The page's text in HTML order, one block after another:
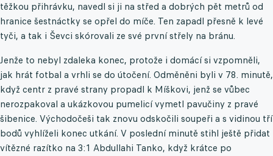
těžkou přihrávku, navedl si ji na střed a dobrých pět metrů od
hranice šestnáctky se opřel do míče. Ten zapadl přesně k levé
tyči, a tak i Ševci skórovali ze své první střely na bránu.
Jenže to nebyl zdaleka konec, protože i domácí si vzpomněli,
jak hrát fotbal a vrhli se do útočení. Odměněni byli v 78. minutě,
když centr z pravé strany propadl k Míškovi, jenž se vůbec
nerozpakoval a ukázkovou pumelicí vymetl pavučiny z pravé
šibenice. Východočeši tak znovu odskočili soupeři a s vidinou tří
bodů vyhlíželi konec utkání. V poslední minutě stihl ještě přidat
vítězné razítko na 3:1 Abdullahi Tanko, když krátce po